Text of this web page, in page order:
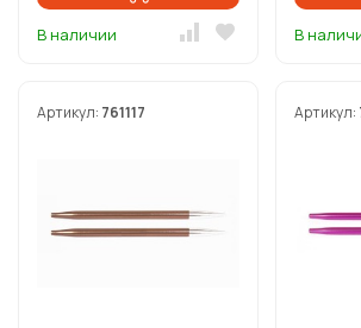
В наличии В
Артикул: 761117 Артикул: